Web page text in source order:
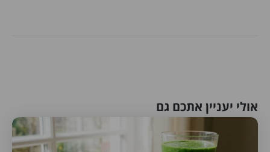
אולי יעניין אתכם גם